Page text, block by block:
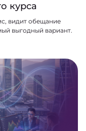
курса
видит обещание
выгодный вариант.